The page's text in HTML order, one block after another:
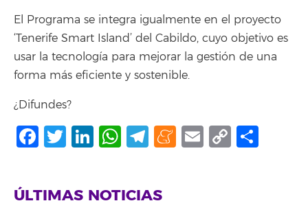
El Programa se integra igualmente en el proyecto
‘Tenerife Smart Island’ del Cabildo, cuyo objetivo es
usar la tecnología para mejorar la gestión de una
forma más eficiente y sostenible.
¿Difundes?
Facebook
Twitter
LinkedIn
WhatsApp
Telegram
Meneame
Email
Copy
ÚLTIMAS NOTICIAS